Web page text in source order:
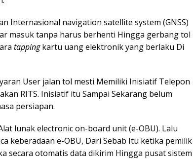
Internasional navigation satellite system (GNSS)
masuk tanpa harus berhenti Hingga gerbang tol
tappingkartu uang elektronik yang berlaku Di
User jalan tol mesti Memiliki Inisiatif Telepon
RITS. Inisiatif itu Sampai Sekarang belum
persiapan.
lunak electronic on-board unit (e-OBU). Lalu
keberadaan e-OBU, Dari Sebab Itu ketika pemilik
secara otomatis data dikirim Hingga pusat sistem